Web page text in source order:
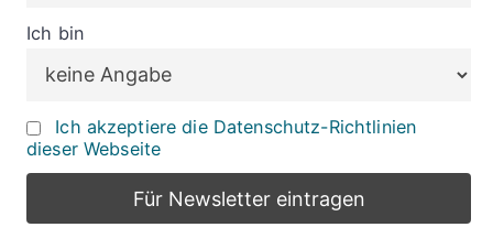
Ich bin
Ich akzeptiere die Datenschutz-Richtlinien
dieser Webseite